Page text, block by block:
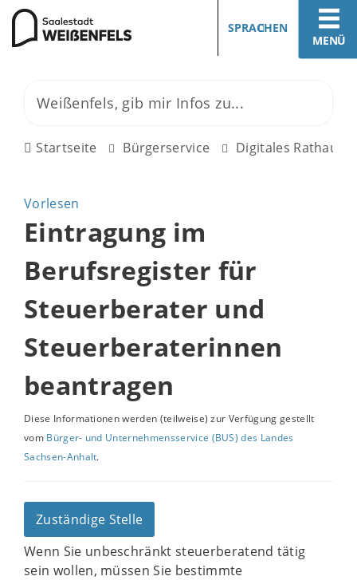
MENÜ
SPRACHEN
Startseite Bürgerservice Digitales Rathaus
Vorlesen
Eintragung im
Berufsregister für
Steuerberater und
Steuerberaterinnen
beantragen
Diese Informationen werden (teilweise) zur Verfügung gestellt
vom Bürger- und Unternehmensservice (BUS) des Landes
Sachsen-Anhalt.
Zuständige Stelle
Wenn Sie unbeschränkt steuerberatend tätig
sein wollen, müssen Sie bestimmte